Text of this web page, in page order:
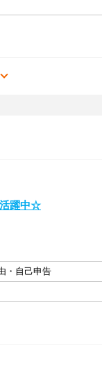
活躍中☆
・自己申告